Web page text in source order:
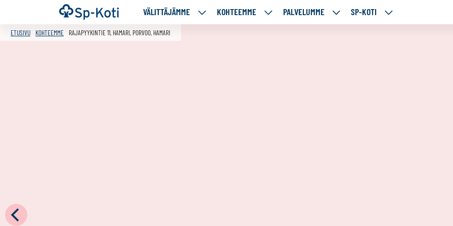
Siirry
sisältöön
Etusivu VÄLITTÄJÄMME
VÄLITTÄJÄMME
KOHTEEMME
KOHTEEMME
PALVELUMME
PALVELUMME
SP-KOTI
SP-
ETUSIVU KOHTEEMME RAJAPYYKINTIE 11, HAMARI, PORVOO, HAMARI